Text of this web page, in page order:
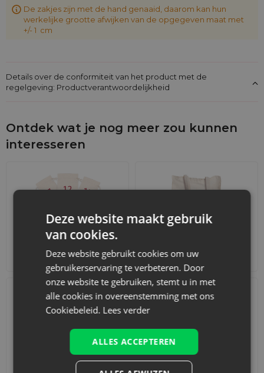
De zakjes zijn met de hand genaaid, daarom kan hun
werkelijke grootte afwijken van de opgegeven maat met
+/- 1 cm
Details over de conformiteit van het product met de
regelgeving: Productverantwoordelijkheid
Ontdek wat je nog meer zou kunnen
interesseren
Adventskalenders Katoenen zakjes
Accessoires en decoraties Sets
Deze website maakt gebruik
van cookies.
Deze website gebruikt cookies om uw
gebruikerservaring te verbeteren. Door
onze website te gebruiken, stemt u in met
alle cookies in overeenstemming met ons
Cookiebeleid. Lees verder
ALLES ACCEPTEREN